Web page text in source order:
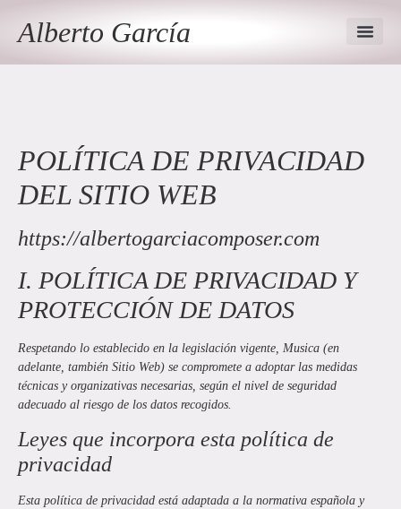
Alberto García
POLÍTICA DE PRIVACIDAD
DEL SITIO WEB
https://albertogarciacomposer.com
I. POLÍTICA DE PRIVACIDAD Y
PROTECCIÓN DE DATOS
Respetando lo establecido en la legislación vigente, Musica (en
adelante, también Sitio Web) se compromete a adoptar las medidas
técnicas y organizativas necesarias, según el nivel de seguridad
adecuado al riesgo de los datos recogidos.
Leyes que incorpora esta política de
privacidad
Esta política de privacidad está adaptada a la normativa española y